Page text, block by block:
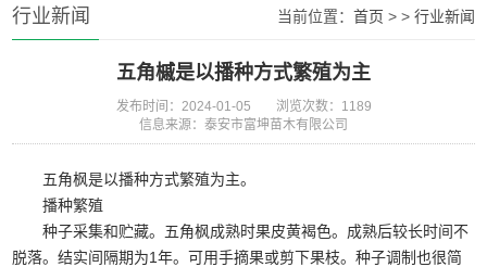
当前位置： 首页 > > 行业新闻
行业新闻
五角槭是以播种方式繁殖为主
发布时间：2024-01-05
浏览次数：1189
信息来源：泰安市富坤苗木有限公司
五角枫是以播种方式繁殖为主。
播种繁殖
种子采集和贮藏。五角枫成熟时果皮黄褐色。成熟后较长时间不
脱落。结实间隔期为1年。可用手摘果或剪下果枝。种子调制也很简